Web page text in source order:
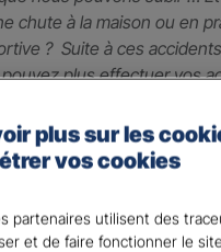
chute à la maison ou en
? Suite à ces
plus effectuer vos
peut vous indemniser à
à un capital qui vous permet
d’euros.
plus sur les
vos cookies
partenaires utilisent des
et de faire fonctionner le